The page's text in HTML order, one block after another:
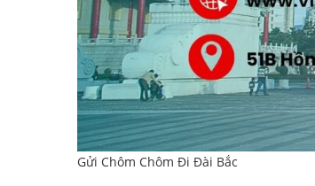
Gửi Chôm Chôm Đi Đài Bắc